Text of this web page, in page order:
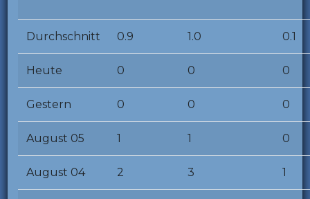
Durchschnitt 0.9 1.0 0.1
Heute 0 0 0
Gestern 0 0 0
August 05 1 1 0
August 04 2 3 1